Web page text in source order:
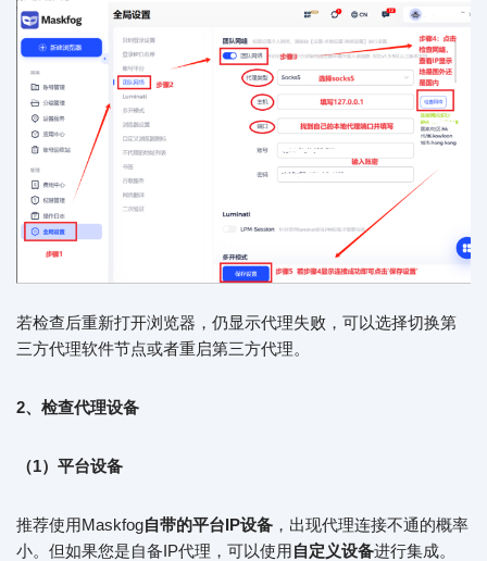
若检查后重新打开浏览器，仍显示代理失败，可以选择切换第
三方代理软件节点或者重启第三方代理。
2、检查代理设备
（1）平台设备
推荐使用Maskfog自带的平台IP设备 ，出现代理连接不通的概率
小。但如果您是自备IP代理，可以使用自定义设备进行集成。